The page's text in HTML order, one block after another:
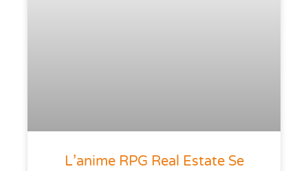
L’anime RPG Real Estate Se